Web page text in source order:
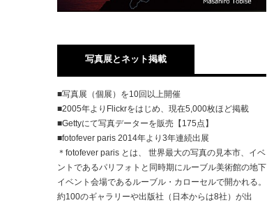
写真展とネット掲載
■写真展（個展）を10回以上開催
■2005年よりFlickrをはじめ、現在5,000枚ほど掲載
■Gettyにて写真データーを販売【175点】
■fotofever paris 2014年より3年連続出展
＊fotofever paris とは、 世界最大の写真の見本市、イベ
ントであるパリフォトと同時期にルーブル美術館の地下
イベント会場であるルーブル・カローセルで開かれる。
約100のギャラリーや出版社（日本からは8社）が出